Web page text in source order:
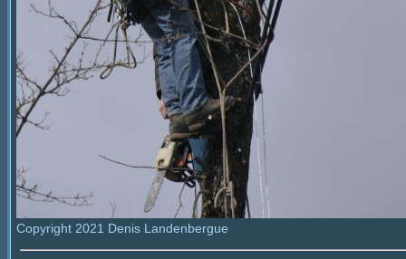
Copyright 2021 Denis Landenbergue